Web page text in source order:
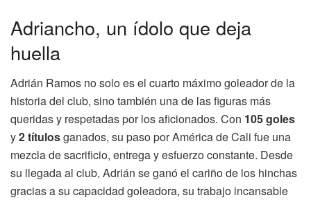
Adriancho, un ídolo que deja
huella
Adrián Ramos no solo es el cuarto máximo goleador de la
historia del club, sino también una de las figuras más
queridas y respetadas por los aficionados. Con 105 goles
y2 títulosganados, su paso por América de Cali fue una
mezcla de sacrificio, entrega y esfuerzo constante. Desde
su llegada al club, Adrián se ganó el cariño de los hinchas
gracias a su capacidad goleadora, su trabajo incansable